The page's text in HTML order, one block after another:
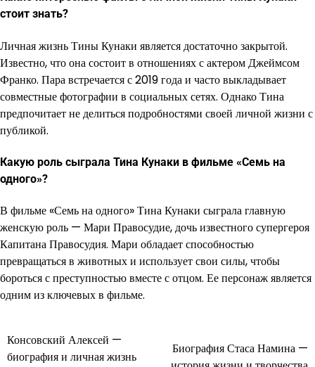
стоит знать?
Личная жизнь Тины Кунаки является достаточно закрытой.
Известно, что она состоит в отношениях с актером Джеймсом
Франко. Пара встречается с 2019 года и часто выкладывает
совместные фотографии в социальных сетях. Однако Тина
предпочитает не делиться подробностями своей личной жизни с
публикой.
Какую роль сыграла Тина Кунаки в фильме «Семь на
одного»?
В фильме «Семь на одного» Тина Кунаки сыграла главную
женскую роль — Мари Правосудие, дочь известного супергероя
Капитана Правосудия. Мари обладает способностью
превращаться в животных и использует свои силы, чтобы
бороться с преступностью вместе с отцом. Ее персонаж является
одним из ключевых в фильме.
Навигация
Консовский Алексей —
биография и личная жизнь
Биография Стаса Намина —